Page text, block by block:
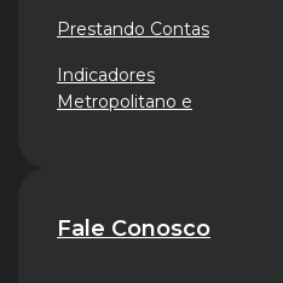
Prestando Contas
Indicadores
Metropolitano e
Fale Conosco